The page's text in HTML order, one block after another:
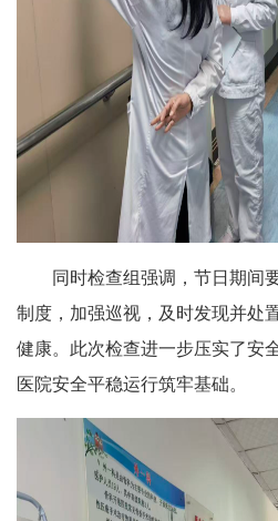
同时检查组强调，节日期间
制度，加强巡视，及时发现并处
健康。此次检查进一步压实了安
医院安全平稳运行筑牢基础。